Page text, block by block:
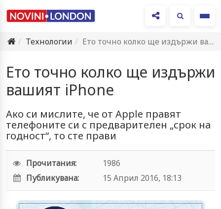
Технологии
Ето точно колко ще издържи вашият iPhone
Ето точно колко ще издържи
вашият iPhone
Ако си мислите, че от Apple правят
телефоните си с предварителен „срок на
годност“, то сте прави
Прочитания:
1986
Публикувана:
15 Април 2016, 18:13